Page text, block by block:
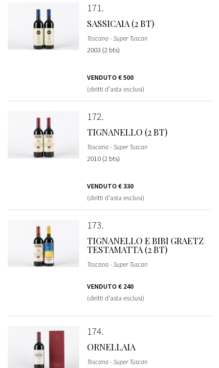
171
SASSICAIA (2 BT)
Toscana - Super Tuscan
2003 (2 bts)
VENDUTO € 500
(diritti d'asta esclusi)
172
TIGNANELLO (2 BT)
Toscana - Super Tuscan
2010 (2 bts)
VENDUTO € 330
(diritti d'asta esclusi)
173
TIGNANELLO E BIBI GRAETZ
TESTAMATTA (2 BT)
Toscana - Super Tuscan
VENDUTO € 240
(diritti d'asta esclusi)
174
ORNELLAIA
Toscana - Super Tuscan